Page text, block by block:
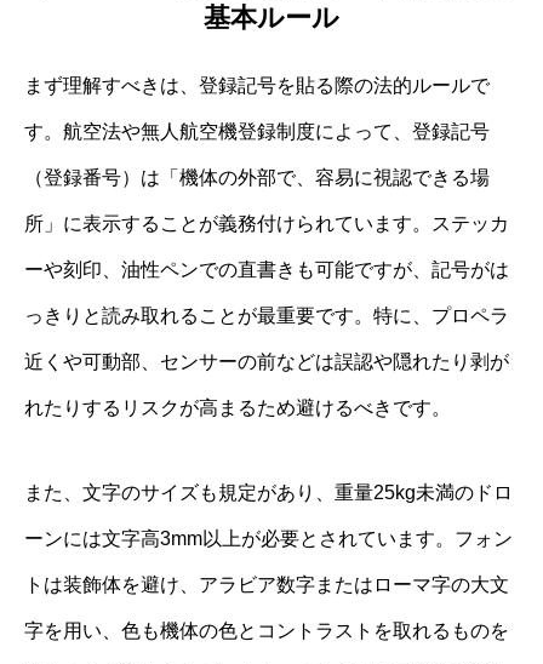
基本ルール
まず理解すべきは、登録記号を貼る際の法的ルールで
す。航空法や無人航空機登録制度によって、登録記号
（登録番号）は「機体の外部で、容易に視認できる場
所」に表示することが義務付けられています。ステッカ
ーや刻印、油性ペンでの直書きも可能ですが、記号がは
っきりと読み取れることが最重要です。特に、プロペラ
近くや可動部、センサーの前などは誤認や隠れたり剥が
れたりするリスクが高まるため避けるべきです。
また、文字のサイズも規定があり、重量25kg未満のドロ
ーンには文字高3mm以上が必要とされています。フォン
トは装飾体を避け、アラビア数字またはローマ字の大文
字を用い、色も機体の色とコントラストを取れるものを